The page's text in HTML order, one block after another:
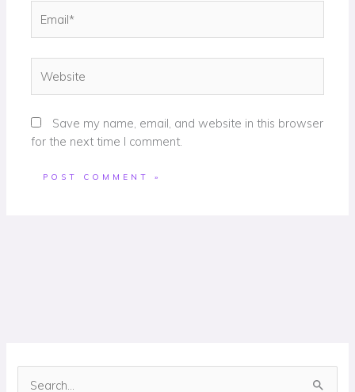
Save my name, email, and website in this browser
for the next time I comment.